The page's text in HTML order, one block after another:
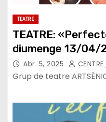
TEATRE
TEATRE:
diumenge 13/04/
Abr. 5, 2025
Grup de teatre